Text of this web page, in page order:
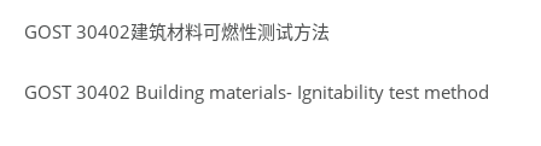
GOST 30402建筑材料可燃性测试方法
GOST 30402 Building materials- Ignitability test method